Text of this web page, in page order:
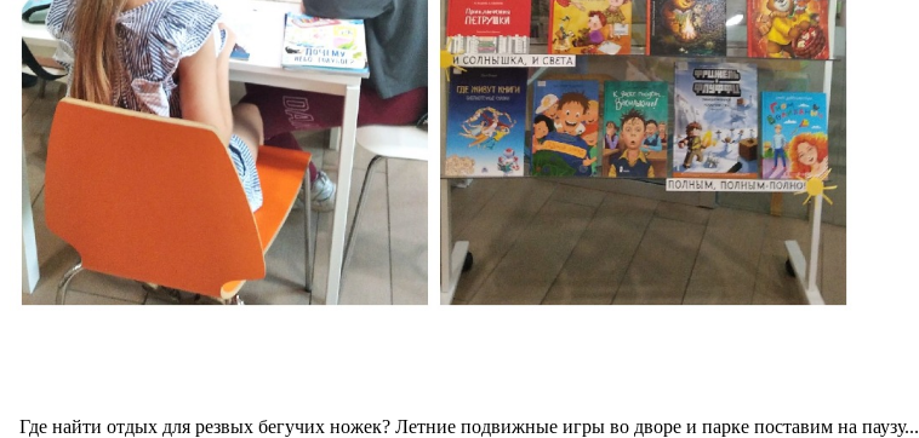
Где найти отдых для резвых бегучих ножек? Летние подвижные игры во дворе и парке поставим на паузу...